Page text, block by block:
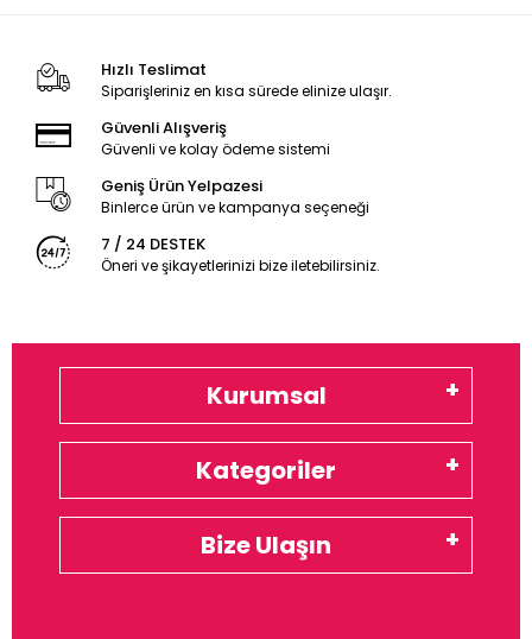
Hızlı Teslimat
Siparişleriniz en kısa sürede elinize ulaşır.
Güvenli Alışveriş
Güvenli ve kolay ödeme sistemi
Geniş Ürün Yelpazesi
Binlerce ürün ve kampanya seçeneği
7 / 24 DESTEK
Öneri ve şikayetlerinizi bize iletebilirsiniz.
Kurumsal
Kategoriler
Bize Ulaşın